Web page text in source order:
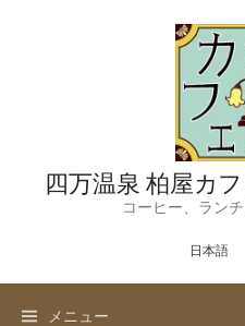
四万温泉 柏屋カ
コーヒー、ラン
日本語
メニュー